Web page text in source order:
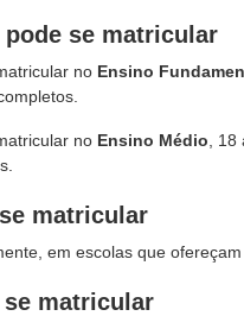
pode se matricular
no Ensino
no Ensino Médio ,
matricular
em escolas que ofereçam
se matricular